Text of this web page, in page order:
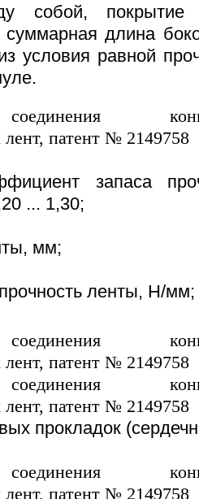
собой,
суммарная длина
условия равной
запаса
... 1,30;
мм;
ленты, H/мм;
прокладок